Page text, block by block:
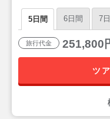
ドナウ河畔の美しい
ト」2泊5日
5日間 6日間 7
旅行代金 251,800
ツ